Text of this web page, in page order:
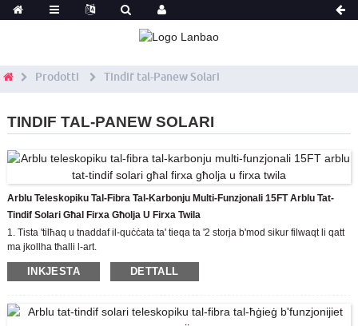
Prodotti Tindif tal-Panew Solari
TINDIF TAL-PANEW SOLARI
Arblu Teleskopiku Tal-Fibra Tal-Karbonju Multi-Funzjonali 15FT Arblu Tat-
Tindif Solari Għal Firxa Għolja U Firxa Twila
1. Tista 'tilħaq u tnaddaf il-quċċata ta' tieqa ta '2 storja b'mod sikur filwaqt li qatt
ma jkollha tħalli l-art.
2. Inti tiffranka l-ħin billi tnaddaf u tlaħlaħ it-twieqi tiegħek fl-istess ħin, l-ebda
ħtieġa li squeegee jew imsaħ tnaddaf it-tieqa
tiegħek sempliċi daqs li tvakwu l-artijiet tiegħek
Fil-firxa tagħna, l-arblu jista 'jiġi adattat għal kwalunkwe tul, u inti permess li
INKJESTA DETTALL